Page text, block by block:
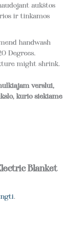
aukštos
ir tinkamos
handwash
Degrees.
might shrink.
verslui,
kurio siekiame
Blanket
.